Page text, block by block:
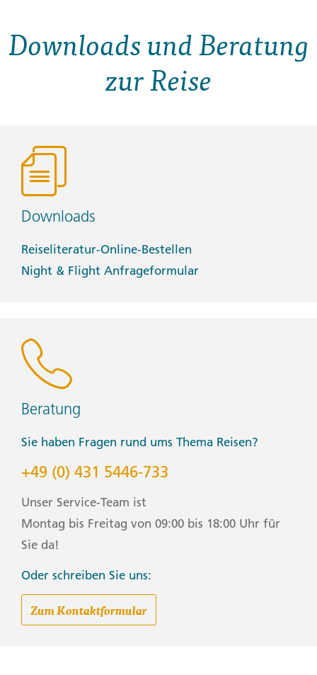
Downloads und Beratung
zur Reise
Downloads
Reiseliteratur-Online-Bestellen
Night & Flight Anfrageformular
Beratung
Sie haben Fragen rund ums Thema Reisen?
+49 (0) 431 5446-733
Unser Service-Team ist
Montag bis Freitag von 09:00 bis 18:00 Uhr für
Sie da!
Oder schreiben Sie uns:
Zum Kontaktformular